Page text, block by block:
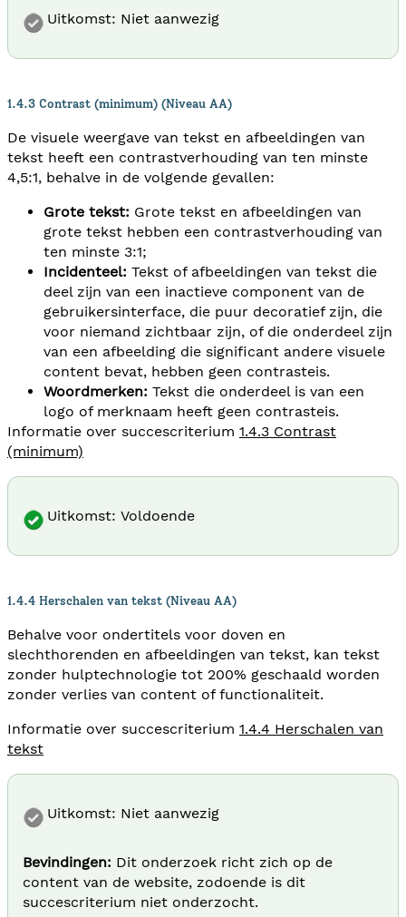
Uitkomst: Niet aanwezig
1.4.3 Contrast (minimum) (Niveau AA)
De visuele weergave van tekst en afbeeldingen van
tekst heeft een contrastverhouding van ten minste
4,5:1, behalve in de volgende gevallen:
Grote tekst: Grote tekst en afbeeldingen van
grote tekst hebben een contrastverhouding van
ten minste 3:1;
Incidenteel: Tekst of afbeeldingen van tekst die
deel zijn van een inactieve component van de
gebruikersinterface, die puur decoratief zijn, die
voor niemand zichtbaar zijn, of die onderdeel zijn
van een afbeelding die significant andere visuele
content bevat, hebben geen contrasteis.
Woordmerken: Tekst die onderdeel is van een
logo of merknaam heeft geen contrasteis.
Informatie over succescriterium 1.4.3 Contrast
(minimum)
Uitkomst: Voldoende
1.4.4 Herschalen van tekst (Niveau AA)
Behalve voor ondertitels voor doven en
slechthorenden en afbeeldingen van tekst, kan tekst
zonder hulptechnologie tot 200% geschaald worden
zonder verlies van content of functionaliteit.
Informatie over succescriterium 1.4.4 Herschalen van
tekst
Uitkomst: Niet aanwezig
Bevindingen: Dit onderzoek richt zich op de
content van de website, zodoende is dit
succescriterium niet onderzocht.